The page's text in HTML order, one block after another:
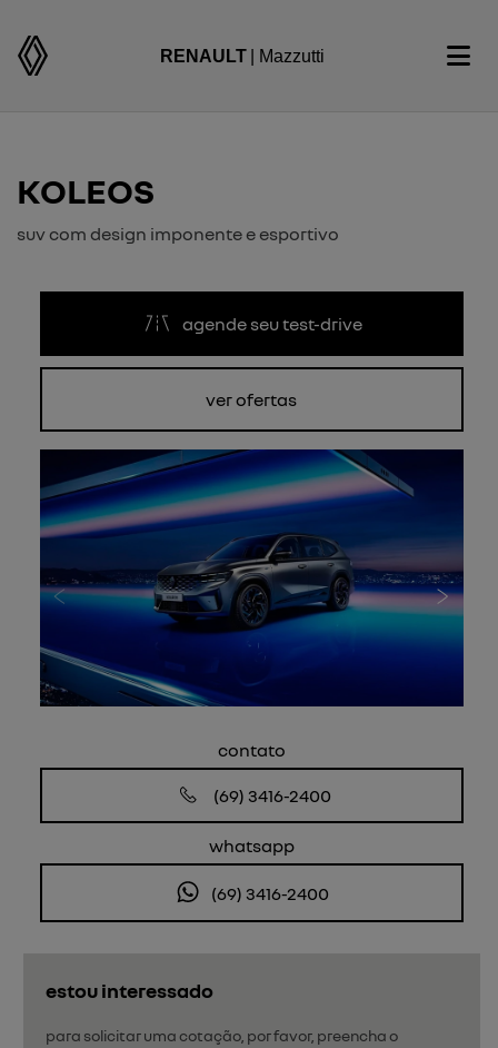
RENAULT | Mazzutti
KOLEOS
suv com design imponente e esportivo
agende seu test-drive
ver ofertas
estou interessado
para solicitar uma cotação, por favor, preencha o
Anterior
contato
(69) 3416-2400
whatsapp
(69) 3416-2400